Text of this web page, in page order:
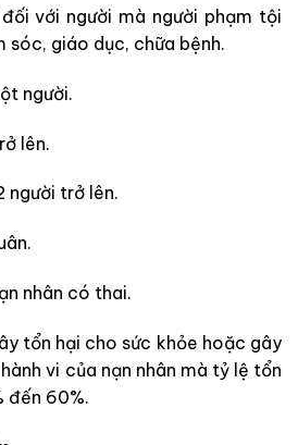
với người mà người phạm tội
sóc, giáo dục, chữa bệnh.
người.
lên.
người trở lên.
nhân có thai.
tổn hại cho sức khỏe hoặc gây
vi của nạn nhân mà tỷ lệ tổn
đến 60%.